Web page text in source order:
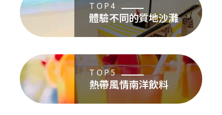
TOP4
體驗不同的質地沙灘
TOP5
熱帶風情南洋飲料